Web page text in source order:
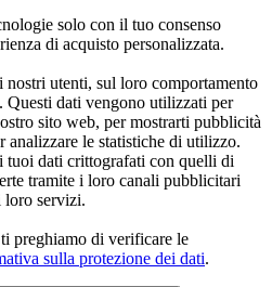
solo con il tuo consenso
di acquisto personalizzata.
utenti, sul loro comportamento
dati vengono utilizzati per
sito web, per mostrarti pubblicità
analizzare le statistiche di utilizzo.
tuoi dati crittografati con quelli di
tramite i loro canali pubblicitari
loro servizi.
preghiamo di verificare le
sulla protezione dei dati.